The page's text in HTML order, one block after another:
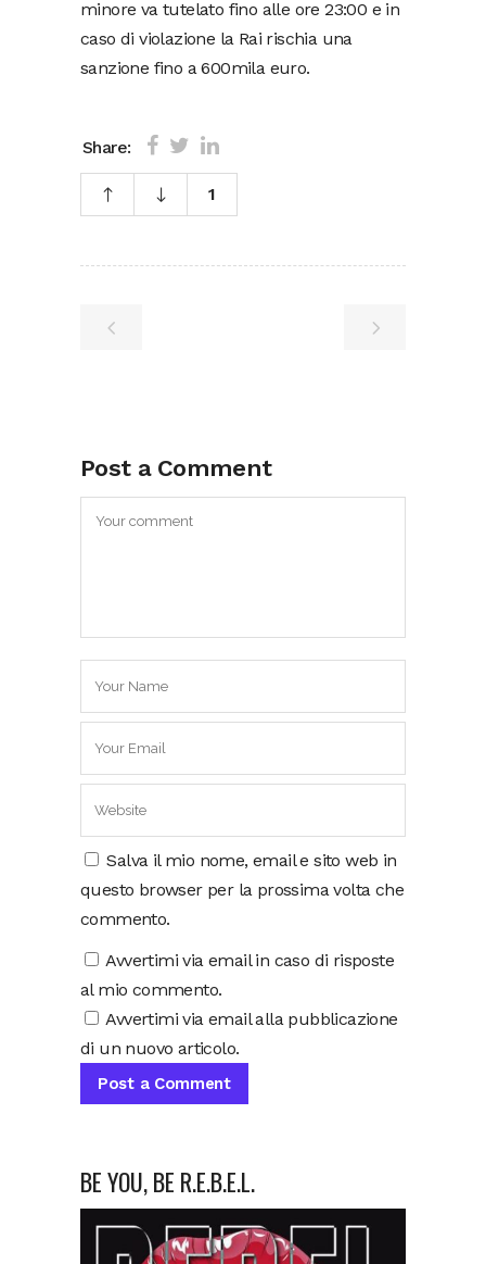
minore va tutelato fino alle ore 23:00 e in
caso di violazione la Rai rischia una
sanzione fino a 600mila euro.
Share:
1
Post a Comment
Salva il mio nome, email e sito web in
questo browser per la prossima volta che
commento.
Avvertimi via email in caso di risposte
al mio commento.
Avvertimi via email alla pubblicazione
di un nuovo articolo.
BE YOU, BE R.E.B.E.L.